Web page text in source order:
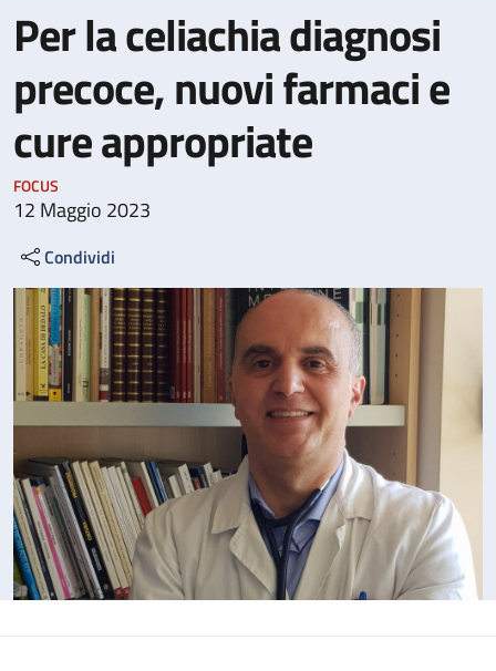
Per la celiachia diagnosi
precoce, nuovi farmaci e
cure appropriate
FOCUS
12 Maggio 2023
Condividi